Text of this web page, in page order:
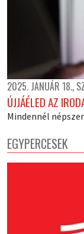
2025. JANUÁR 18.,
ÚJJÁÉLED AZ
Mindennél
EGYPERCESEK